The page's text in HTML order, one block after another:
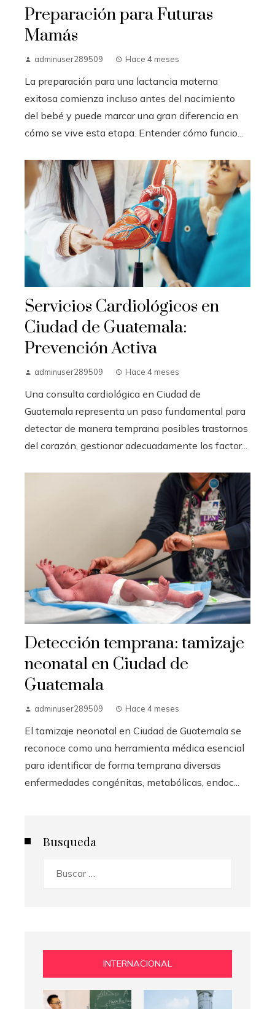
Preparación para Futuras
Mamás
adminuser289509 Hace 4 meses
La preparación para una lactancia materna
exitosa comienza incluso antes del nacimiento
del bebé y puede marcar una gran diferencia en
cómo se vive esta etapa. Entender cómo funcio...
Servicios Cardiológicos en
Ciudad de Guatemala:
Prevención Activa
adminuser289509 Hace 4 meses
Una consulta cardiológica en Ciudad de
Guatemala representa un paso fundamental para
detectar de manera temprana posibles trastornos
del corazón, gestionar adecuadamente los factor...
Detección temprana: tamizaje
neonatal en Ciudad de
Guatemala
adminuser289509 Hace 4 meses
El tamizaje neonatal en Ciudad de Guatemala se
reconoce como una herramienta médica esencial
para identificar de forma temprana diversas
enfermedades congénitas, metabólicas, endoc...
Busqueda
INTERNACIONAL